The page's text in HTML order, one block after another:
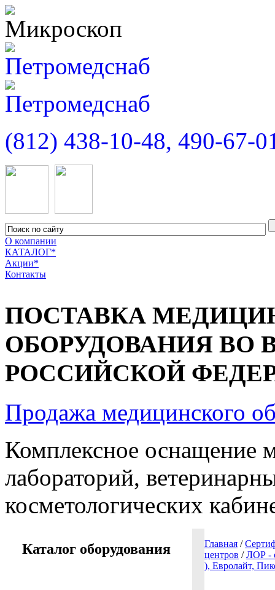
(812) 438-10-48, 490-67-
О компании
КАТАЛОГ*
Акции*
Контакты
ПОСТАВКА
ОБОРУДОВАНИЯ ВО
РОССИЙСКОЙ
Продажа медицинского
Комплексное оснащение
лабораторий,
косметологических
Каталог оборудования Главная /
центров /ЛОР -
), Евролайт,